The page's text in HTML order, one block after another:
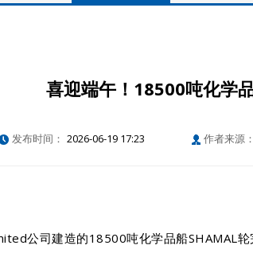
喜迎端午！18500吨化学
发布时间： 2026-06-19 17:23 作者来源：
公司建造的18500吨化学品船SHAMAL